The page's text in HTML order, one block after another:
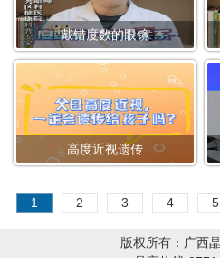
戴错度数的眼镜
高度近视遗传
1 2 3 4 5
版权所有：广西